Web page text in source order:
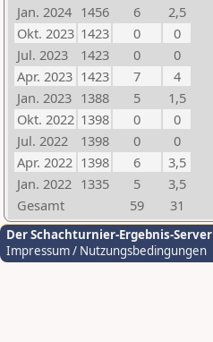
Jan. 2024 1456 6
2,5
Okt. 2023 1423 0
0
Jul. 2023
1423 0
0
Apr. 2023 1423 7
4
Jan. 2023 1388 5
1,5
Okt. 2022 1398 0
0
Jul. 2022
1398 0
0
Apr. 2022 1398 6
3,5
Jan. 2022 1335 5
3,5
Gesamt
59 31
Der Schachturnier-Ergebnis-Server
Impressum / Nutzungsbedingungen